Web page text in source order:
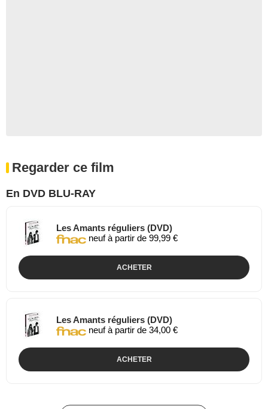
Regarder ce film
En DVD BLU-RAY
Les Amants réguliers (DVD)
neuf à partir de 99,99 €
ACHETER
Les Amants réguliers (DVD)
neuf à partir de 34,00 €
ACHETER